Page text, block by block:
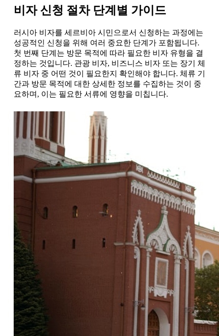
비자 신청 절차 단계별 가이드
러시아 비자를 세르비아 시민으로서 신청하는 과정에는
성공적인 신청을 위해 여러 중요한 단계가 포함됩니다.
첫 번째 단계는 방문 목적에 따라 필요한 비자 유형을 결
정하는 것입니다. 관광 비자, 비즈니스 비자 또는 장기 체
류 비자 중 어떤 것이 필요한지 확인해야 합니다. 체류 기
간과 방문 목적에 대한 상세한 정보를 수집하는 것이 중
요하며, 이는 필요한 서류에 영향을 미칩니다.